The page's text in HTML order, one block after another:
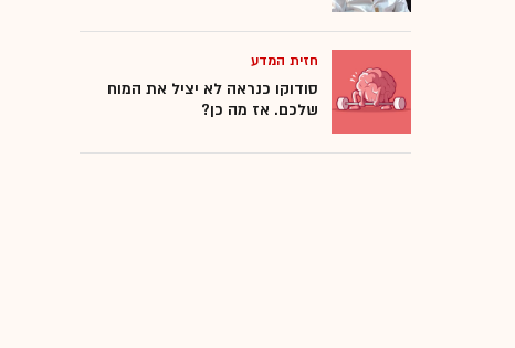
חזית המדע
סודוקו כנראה לא יציל את המוח
שלכם. אז מה כן?